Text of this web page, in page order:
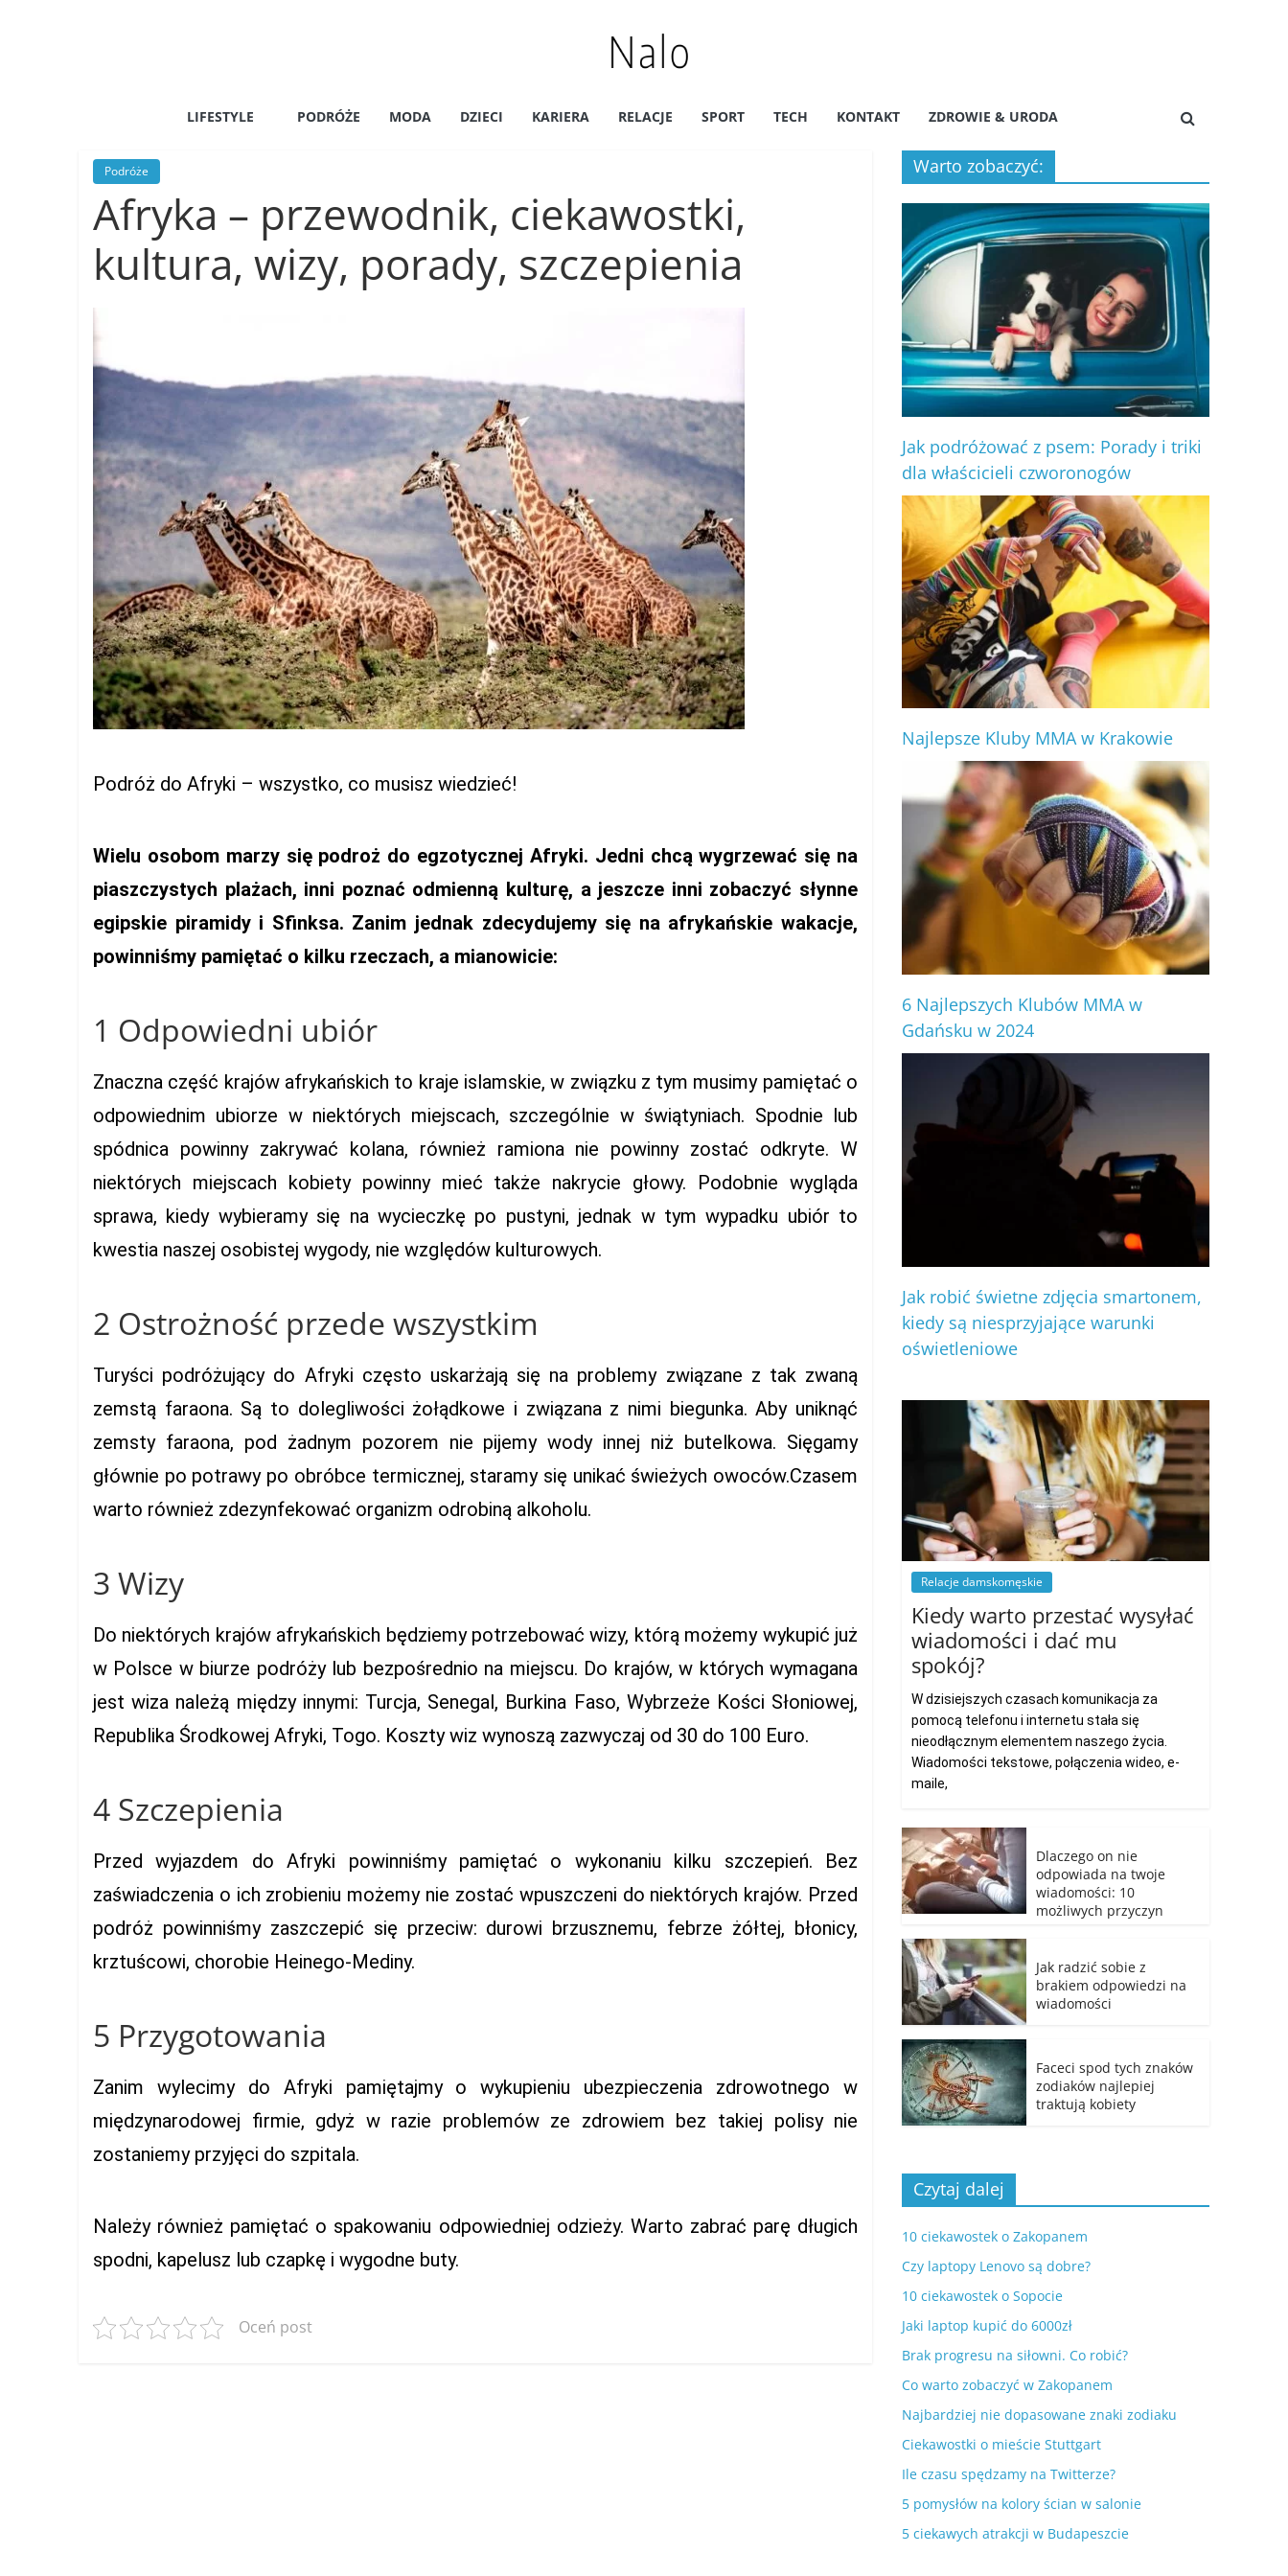
zakupy,
podróże,
moda,
kariera,
relacje
LIFESTYLE PODRÓŻE MODA DZIECI KARIERA RELACJE SPORT TECH KONTAKT ZDROWIE & URODA
Podróże
Afryka – przewodnik, ciekawostki,
kultura, wizy, porady, szczepienia
Podróż do Afryki – wszystko, co musisz wiedzieć!
Wielu osobom marzy się podroż do egzotycznej Afryki. Jedni chcą wygrzewać się na
piaszczystych plażach, inni poznać odmienną kulturę, a jeszcze inni zobaczyć słynne
egipskie piramidy i Sfinksa. Zanim jednak zdecydujemy się na afrykańskie wakacje,
powinniśmy pamiętać o kilku rzeczach, a mianowicie:
1 Odpowiedni ubiór
Znaczna część krajów afrykańskich to kraje islamskie, w związku z tym musimy pamiętać o
odpowiednim ubiorze w niektórych miejscach, szczególnie w świątyniach. Spodnie lub
spódnica powinny zakrywać kolana, również ramiona nie powinny zostać odkryte. W
niektórych miejscach kobiety powinny mieć także nakrycie głowy. Podobnie wygląda
sprawa, kiedy wybieramy się na wycieczkę po pustyni, jednak w tym wypadku ubiór to
kwestia naszej osobistej wygody, nie względów kulturowych.
2 Ostrożność przede wszystkim
Turyści podróżujący do Afryki często uskarżają się na problemy związane z tak zwaną
zemstą faraona. Są to dolegliwości żołądkowe i związana z nimi biegunka. Aby uniknąć
zemsty faraona, pod żadnym pozorem nie pijemy wody innej niż butelkowa. Sięgamy
głównie po potrawy po obróbce termicznej, staramy się unikać świeżych owoców.Czasem
warto również zdezynfekować organizm odrobiną alkoholu.
3 Wizy
Do niektórych krajów afrykańskich będziemy potrzebować wizy, którą możemy wykupić już
w Polsce w biurze podróży lub bezpośrednio na miejscu. Do krajów, w których wymagana
jest wiza należą między innymi: Turcja, Senegal, Burkina Faso, Wybrzeże Kości Słoniowej,
Republika Środkowej Afryki, Togo. Koszty wiz wynoszą zazwyczaj od 30 do 100 Euro.
4 Szczepienia
Przed wyjazdem do Afryki powinniśmy pamiętać o wykonaniu kilku szczepień. Bez
zaświadczenia o ich zrobieniu możemy nie zostać wpuszczeni do niektórych krajów. Przed
podróż powinniśmy zaszczepić się przeciw: durowi brzusznemu, febrze żółtej, błonicy,
krztuścowi, chorobie Heinego-Mediny.
5 Przygotowania
Zanim wylecimy do Afryki pamiętajmy o wykupieniu ubezpieczenia zdrowotnego w
międzynarodowej firmie, gdyż w razie problemów ze zdrowiem bez takiej polisy nie
zostaniemy przyjęci do szpitala.
Należy również pamiętać o spakowaniu odpowiedniej odzieży. Warto zabrać parę długich
spodni, kapelusz lub czapkę i wygodne buty.
Oceń post
Warto zobaczyć:
Jak podróżować z psem: Porady i triki
dla właścicieli czworonogów
Najlepsze Kluby MMA w Krakowie
6 Najlepszych Klubów MMA w
Gdańsku w 2024
Jak robić świetne zdjęcia smartonem,
kiedy są niesprzyjające warunki
oświetleniowe
Relacje damskomęskie
Kiedy warto przestać wysyłać
wiadomości i dać mu
spokój?
W dzisiejszych czasach komunikacja za
pomocą telefonu i internetu stała się
nieodłącznym elementem naszego życia.
Wiadomości tekstowe, połączenia wideo, e-
maile,
Dlaczego on nie
odpowiada na twoje
wiadomości: 10
możliwych przyczyn
Jak radzić sobie z
brakiem odpowiedzi na
wiadomości
Faceci spod tych znaków
zodiaków najlepiej
traktują kobiety
Czytaj dalej
10 ciekawostek o Zakopanem
Czy laptopy Lenovo są dobre?
10 ciekawostek o Sopocie
Jaki laptop kupić do 6000zł
Brak progresu na siłowni. Co robić?
Co warto zobaczyć w Zakopanem
Najbardziej nie dopasowane znaki zodiaku
Ciekawostki o mieście Stuttgart
Ile czasu spędzamy na Twitterze?
5 pomysłów na kolory ścian w salonie
5 ciekawych atrakcji w Budapeszcie